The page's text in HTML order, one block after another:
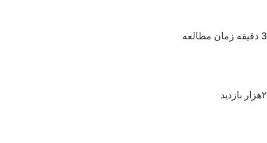
3 دقیقه زمان مطالعه
۲هزار بازدید